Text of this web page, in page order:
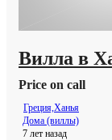
Вилла в
Price on call
Греция,Ханья
Дома (виллы)
7 лет назад